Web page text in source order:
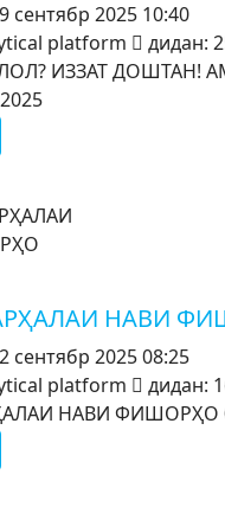
сентябр 2025 10:40
platform
дидан:
ИЗЗАТ ДОШТАН!
НАВИ
сентябр 2025 08:25
platform
дидан:
НАВИ ФИШОРҲО